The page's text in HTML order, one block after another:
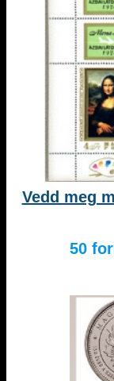
Vedd meg
50